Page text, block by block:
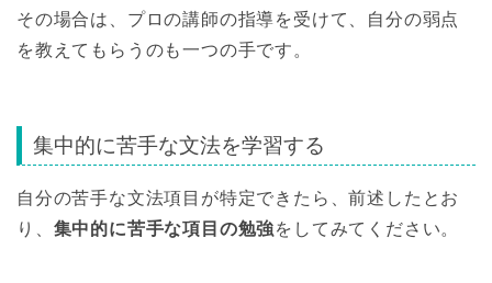
その場合は、プロの講師の指導を受けて、自分の弱点
を教えてもらうのも一つの手です。
集中的に苦手な文法を学習する
自分の苦手な文法項目が特定できたら、前述したとお
り、 集中的に苦手な項目の勉強をしてみてください。